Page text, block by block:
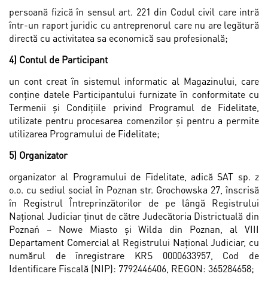
persoană fizică în sensul art. 221 din Codul civil care intră
într-un raport juridic cu antreprenorul care nu are legătură
directă cu activitatea sa economică sau profesională;
4) Contul de Participant
un cont creat în sistemul informatic al Magazinului, care
conține datele Participantului furnizate în conformitate cu
Termenii și Condițiile privind Programul de Fidelitate,
utilizate pentru procesarea comenzilor și pentru a permite
utilizarea Programului de Fidelitate;
5) Organizator
organizator al Programului de Fidelitate, adică SAT sp. z
o.o. cu sediul social în Poznan str. Grochowska 27, înscrisă
în Registrul Întreprinzătorilor de pe lângă Registrului
Național Judiciar ținut de către Judecătoria Districtuală din
Poznań – Nowe Miasto și Wilda din Poznan, al VIII
Departament Comercial al Registrului Naţional Judiciar, cu
numărul de înregistrare KRS 0000633957, Cod de
Identificare Fiscală (NIP): 7792446406, REGON: 365284658;